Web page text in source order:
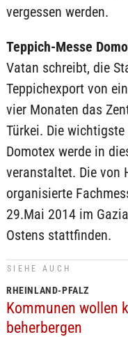
vergessen werden.
Teppich-Messe
Vatan schreibt, die
Teppichexport von
vier Monaten das
Türkei. Die
Domotex werde in
veranstaltet. Die von
organisierte
29.Mai 2014 im
Ostens stattfinden.
SIEHE AUCH
RHEINLAND-PFALZ
Kommunen wollen
beherbergen